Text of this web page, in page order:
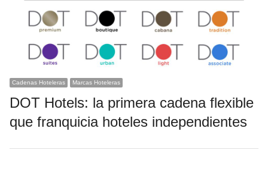
Cadenas Hoteleras Marcas Hoteleras
DOT Hotels: la primera cadena flexible
que franquicia hoteles independientes